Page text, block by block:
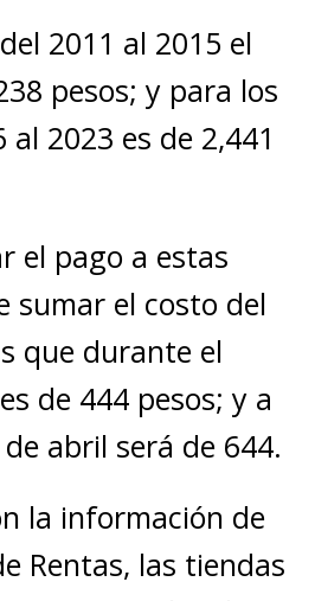
2011 al 2015 el
pesos; y para los
al 2023 es de 2,441
el pago a estas
sumar el costo del
que durante el
de 444 pesos; y a
abril será de 644.
la información de
Rentas, las tiendas